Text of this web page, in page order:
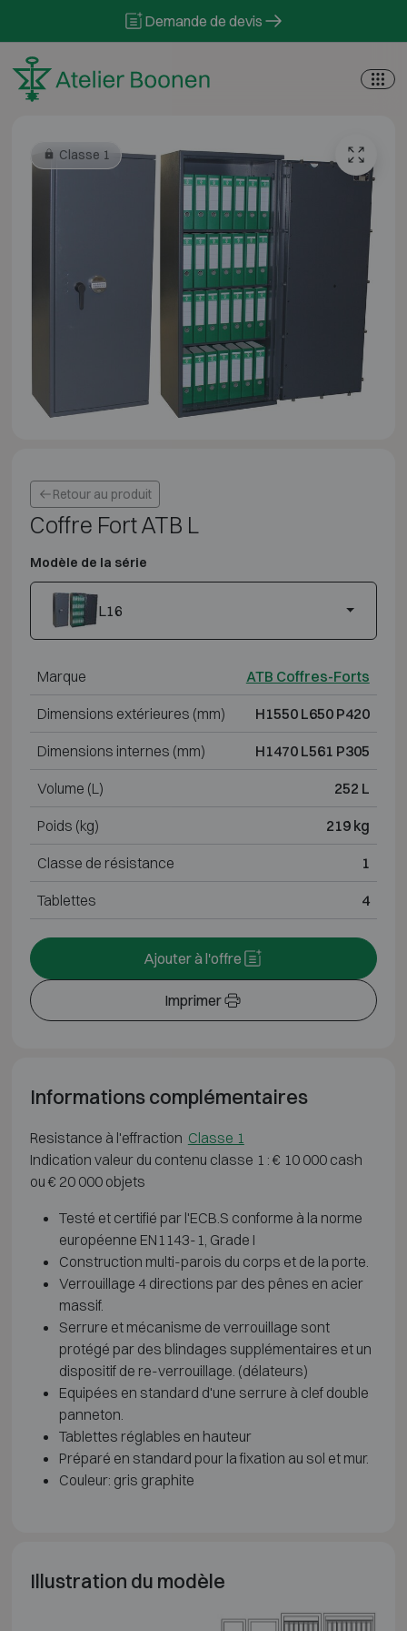
Demande de devis
Classe 1
Retour au produit
Coffre Fort ATB L
Modèle de la série
L16
Marque ATB Coffres-Forts
Dimensions extérieures (mm) H1550 L650 P420
Dimensions internes (mm) H1470 L561 P305
Volume (L) 252 L
Poids (kg) 219 kg
Classe de résistance 1
Tablettes 4
Imprimer
Ajouter à l'offre
Informations complémentaires
Resistance à l'effraction Classe 1
Indication valeur du contenu classe 1 : € 10 000 cash
ou € 20 000 objets
Testé et certifié par l'ECB.S conforme à la norme
européenne EN1143-1, Grade I
Construction multi-parois du corps et de la porte.
Verrouillage 4 directions par des pênes en acier
massif.
Serrure et mécanisme de verrouillage sont
protégé par des blindages supplémentaires et un
dispositif de re-verrouillage. (délateurs)
Equipées en standard d'une serrure à clef double
panneton.
Tablettes réglables en hauteur
Préparé en standard pour la fixation au sol et mur.
Couleur: gris graphite
Illustration du modèle